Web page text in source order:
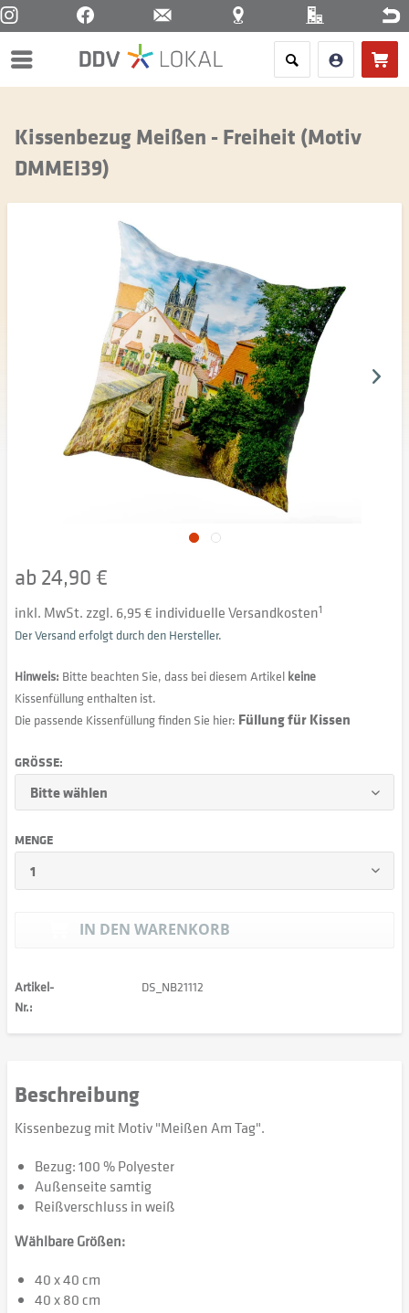
Menü
Kissenbezug Meißen - Freiheit (Motiv
DMMEI39)
ab 24,90 €
inkl. MwSt. zzgl. 6,95 € individuelle Versandkosten1
Der Versand erfolgt durch den Hersteller.
Hinweis: Bitte beachten Sie, dass bei diesem Artikel keine
Kissenfüllung enthalten ist.
Die passende Kissenfüllung finden Sie hier: Füllung für Kissen
GRÖSSE:
MENGE
IN DEN WARENKORB
Artikel-
Nr.:
DS_NB21112
Beschreibung
Kissenbezug mit Motiv "Meißen Am Tag".
Bezug: 100 % Polyester
Außenseite samtig
Reißverschluss in weiß
Wählbare Größen:
40 x 40 cm
40 x 80 cm